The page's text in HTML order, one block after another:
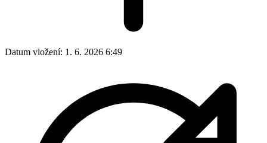
Datum vložení: 1. 6. 2026 6:49